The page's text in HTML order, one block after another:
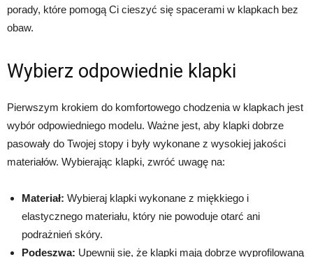
porady, które pomogą Ci cieszyć się spacerami w klapkach bez
obaw.
Wybierz odpowiednie klapki
Pierwszym krokiem do komfortowego chodzenia w klapkach jest
wybór odpowiedniego modelu. Ważne jest, aby klapki dobrze
pasowały do Twojej stopy i były wykonane z wysokiej jakości
materiałów. Wybierając klapki, zwróć uwagę na:
Materiał: Wybieraj klapki wykonane z miękkiego i
elastycznego materiału, który nie powoduje otarć ani
podrażnień skóry.
Podeszwa: Upewnij się, że klapki mają dobrze wyprofilowaną